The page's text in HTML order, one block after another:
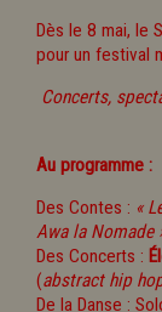
Dès le 8 mai, le
pour un festival
Concerts,
Au programme :
Des Contes : «
Awa la Nomade
Des Concerts :
(abstract hip
De la Danse :